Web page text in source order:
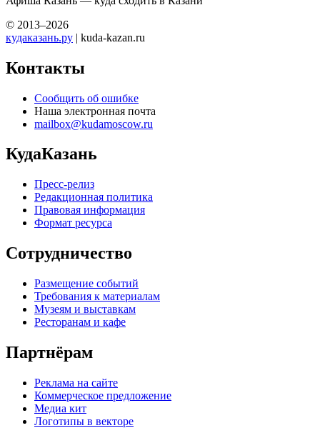
© 2013–2026
кудаказань.ру | kuda-kazan.ru
Контакты
Сообщить об ошибке
Наша электронная почта
mailbox@kudamoscow.ru
КудаКазань
Пресс-релиз
Редакционная политика
Правовая информация
Формат ресурса
Сотрудничество
Размещение событий
Требования к материалам
Музеям и выставкам
Ресторанам и кафе
Партнёрам
Реклама на сайте
Коммерческое предложение
Медиа кит
Логотипы в векторе